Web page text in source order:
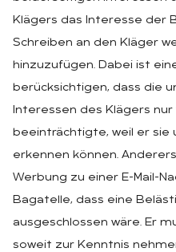
Klägers das Interesse der
Schreiben an den Kläger
hinzuzufügen. Dabei ist
berücksichtigen, dass die
Interessen des Klägers
beeinträchtigte, weil er sie
erkennen können.
Werbung zu einer E-Mail-
Bagatelle, dass eine
ausgeschlossen wäre. Er
soweit zur Kenntnis